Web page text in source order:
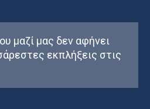
μαζί μας δεν αφήνει
εκπλήξεις στις